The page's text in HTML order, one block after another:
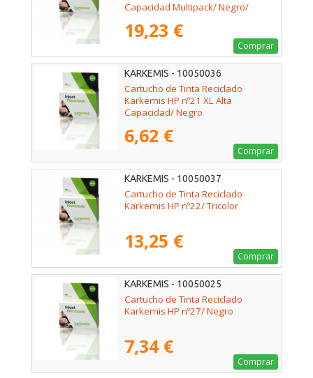
Capacidad Multipack/ Negro/
19,23 €
Comprar
KARKEMIS - 10050036
Cartucho de Tinta Reciclado
Karkemis HP nº21 XL Alta
Capacidad/ Negro
6,62 €
Comprar
KARKEMIS - 10050037
Cartucho de Tinta Reciclado
Karkemis HP nº22/ Tricolor
13,25 €
Comprar
KARKEMIS - 10050025
Cartucho de Tinta Reciclado
Karkemis HP nº27/ Negro
7,34 €
Comprar